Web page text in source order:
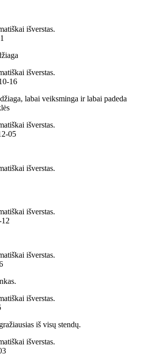
išverstas.
išverstas.
labai veiksminga ir labai padeda
išverstas.
išverstas.
išverstas.
išverstas.
išverstas.
iš visų stendų.
išverstas.